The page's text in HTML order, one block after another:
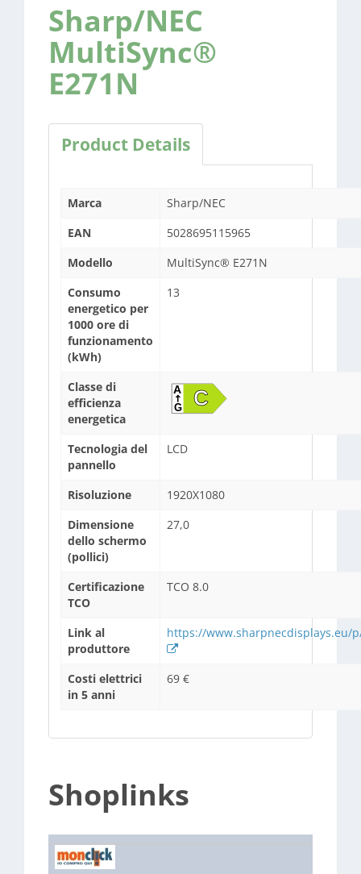
Sharp/NEC
MultiSync®
E271N
Product Details
Marca
Sharp/NEC
EAN
5028695115965
Modello
MultiSync® E271N
Consumo
energetico per
1000 ore di
funzionamento
(kWh)
13
Classe di
efficienza
energetica
Tecnologia del
pannello
LCD
Risoluzione
1920X1080
Dimensione
dello schermo
(pollici)
27,0
Certificazione
TCO
TCO 8.0
Link al
produttore
https://www.sharpnecdisplays.eu/
Costi elettrici
in 5 anni
69 €
Shoplinks